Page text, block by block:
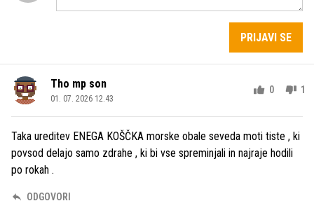
PRIJAVI SE
Tho mp son
01. 07. 2026 12.43
0 1
Taka ureditev ENEGA KOŠČKA morske obale seveda moti tiste , ki
povsod delajo samo zdrahe , ki bi vse spreminjali in najraje hodili
po rokah .
ODGOVORI